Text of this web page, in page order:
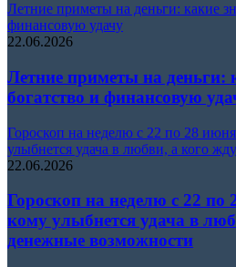
Летние приметы на деньги: какие
финансовую удачу
22.06.2026
Летние приметы на деньги:
богатство и финансовую
Гороскоп на неделю с 22 по 28
улыбнется удача в любви, а кого
22.06.2026
Гороскоп на неделю с 22 по
кому улыбнется удача в
денежные возможности